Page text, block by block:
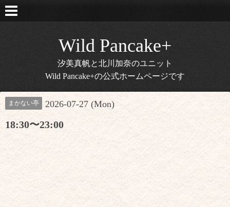
Wild Pancake+
汐美真帆と北川加奈のユニット
Wild Pancake+の公式ホームページです
まかない亭 2026-07-27 (Mon)
18:30〜23:00